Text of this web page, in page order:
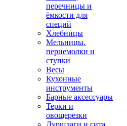
перечницы и
ёмкости для
специй
Хлебницы
Мельницы.
перцемолки и
ступки
Весы
Кухонные
инструменты
Барные аксессуары
Терки и
овощерезки
Дуршлаги и сита